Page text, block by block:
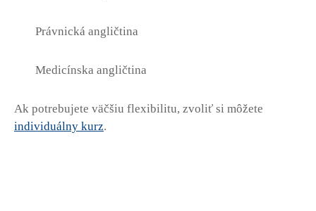
Právnická angličtina
Medicínska angličtina
Ak potrebujete väčšiu flexibilitu, zvoliť si môžete
individuálny kurz.